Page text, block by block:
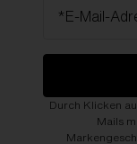
*E-Mail-
Durch Klicken
Mails